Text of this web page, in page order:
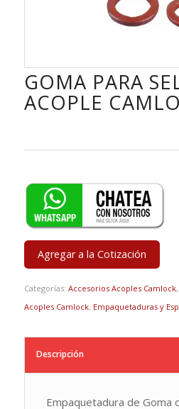
GOMA PARA
ACOPLE
Agregar a la Cotización
Categorías: Accesorios Acoples Camlock,
Acoples Camlock, Empaquetaduras y
Descripción
Empaquetadura de Goma